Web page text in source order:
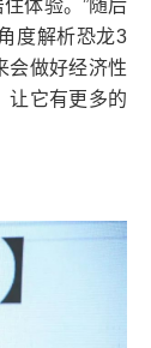
体验。”随后
度解析恐龙3
会做好经济性
让它有更多的